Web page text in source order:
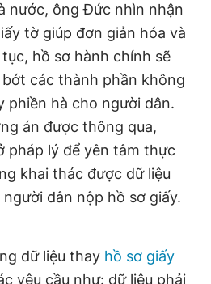
nước, ông Đức nhìn nhận
tờ giúp đơn giản hóa và
hồ sơ hành chính sẽ
các thành phần không
phiền hà cho người dân.
án được thông qua,
pháp lý để yên tâm thực
khai thác được dữ liệu
dân nộp hồ sơ giấy.
dữ liệu thay hồ sơ giấy
yêu cầu như: dữ liệu phải